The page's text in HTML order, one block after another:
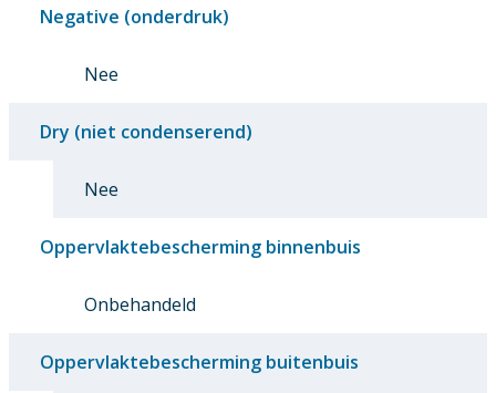
Negative (onderdruk)
Nee
Dry (niet condenserend)
Nee
Oppervlaktebescherming binnenbuis
Onbehandeld
Oppervlaktebescherming buitenbuis